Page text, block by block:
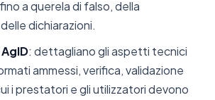
a querela di falso, della
dichiarazioni.
: dettagliano gli aspetti tecnici
ammessi, verifica, validazione
i prestatori e gli utilizzatori devono